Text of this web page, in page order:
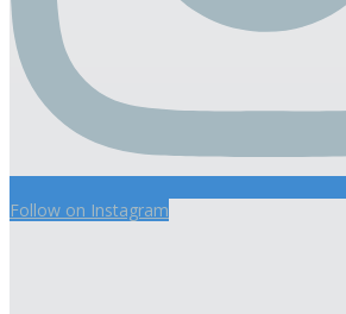
Follow on Instagram